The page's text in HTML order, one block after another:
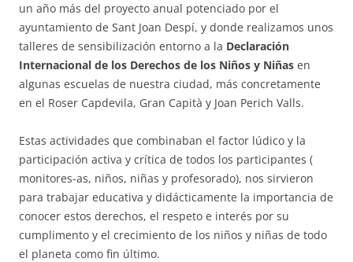
un año más del proyecto anual potenciado por el
ayuntamiento de Sant Joan Despí, y donde realizamos unos
talleres de sensibilización entorno a la Declaración
Internacional de los Derechos de los Niños y Niñas en
algunas escuelas de nuestra ciudad, más concretamente
en el Roser Capdevila, Gran Capità y Joan Perich Valls.
Estas actividades que combinaban el factor lúdico y la
participación activa y crítica de todos los participantes (
monitores-as, niños, niñas y profesorado), nos sirvieron
para trabajar educativa y didácticamente la importancia de
conocer estos derechos, el respeto e interés por su
cumplimento y el crecimiento de los niños y niñas de todo
el planeta como fin último.
ACCIÓ SOCIAL I JOVES
ESPLAIS
SUPORT TERCER SECTOR